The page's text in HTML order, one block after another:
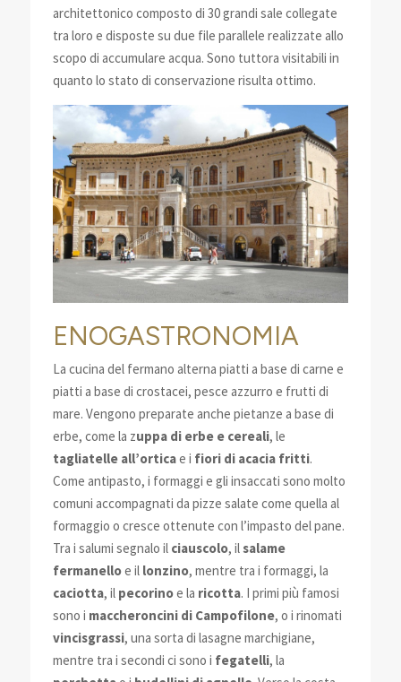
architettonico composto di 30 grandi sale collegate
tra loro e disposte su due file parallele realizzate allo
scopo di accumulare acqua. Sono tuttora visitabili in
quanto lo stato di conservazione risulta ottimo.
ENOGASTRONOMIA
La cucina del fermano alterna piatti a base di carne e
piatti a base di crostacei, pesce azzurro e frutti di
mare. Vengono preparate anche pietanze a base di
erbe, come la zuppa di erbe e cereali, le
tagliatelle all’orticae i fiori di acacia fritti.
Come antipasto, i formaggi e gli insaccati sono molto
comuni accompagnati da pizze salate come quella al
formaggio o cresce ottenute con l’impasto del pane.
Tra i salumi segnalo il ciauscolo, ilsalame
fermanelloe illonzino, mentre tra i formaggi, la
caciotta, il pecorinoe la ricotta. I primi più famosi
sono i maccheroncini di Campofilone, o i rinomati
vincisgrassi, una sorta di lasagne marchigiane,
mentre tra i secondi ci sono i fegatelli, la